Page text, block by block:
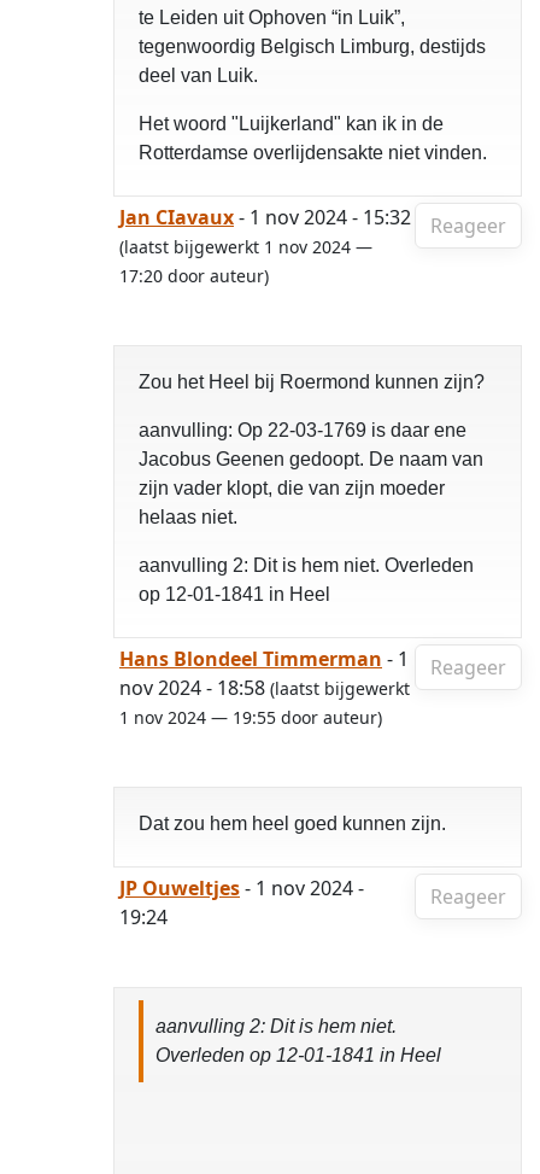
te Leiden uit Ophoven “in Luik”,
tegenwoordig Belgisch Limburg, destijds
deel van Luik.
Het woord "Luijkerland" kan ik in de
Rotterdamse overlijdensakte niet vinden.
Reageer
Jan CIavaux- 1 nov 2024 - 15:32
(laatst bijgewerkt 1 nov 2024 —
17:20 door auteur)
Zou het Heel bij Roermond kunnen zijn?
aanvulling: Op 22-03-1769 is daar ene
Jacobus Geenen gedoopt. De naam van
zijn vader klopt, die van zijn moeder
helaas niet.
aanvulling 2: Dit is hem niet. Overleden
op 12-01-1841 in Heel
Reageer
Hans Blondeel Timmerman - 1
nov 2024 - 18:58 (laatst bijgewerkt
1 nov 2024 — 19:55 door auteur)
Dat zou hem heel goed kunnen zijn.
Reageer
JP Ouweltjes- 1 nov 2024 -
19:24
aanvulling 2: Dit is hem niet.
Overleden op 12-01-1841 in Heel